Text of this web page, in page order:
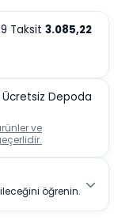
Taksit 3.085,22
Ücretsiz Depoda
ve
öğrenin.